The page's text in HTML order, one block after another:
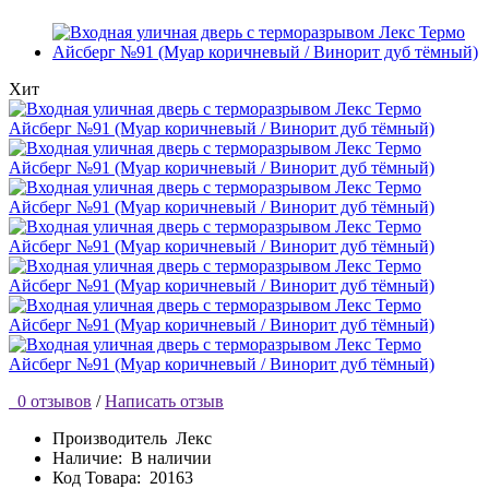
Хит
0 отзывов / Написать отзыв
Производитель Лекс
Наличие: В наличии
Код Товара: 20163